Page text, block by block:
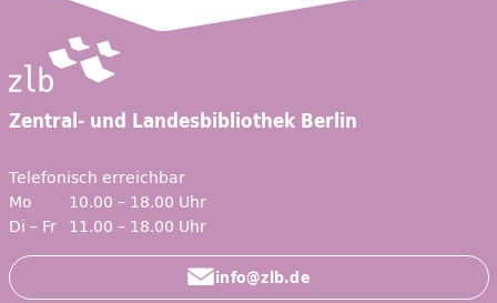
Zentral- und Landesbibliothek Berlin
Telefonisch erreichbar
Mo
10.00 – 18.00 Uhr
Di – Fr 11.00 – 18.00 Uhr
info@zlb.de